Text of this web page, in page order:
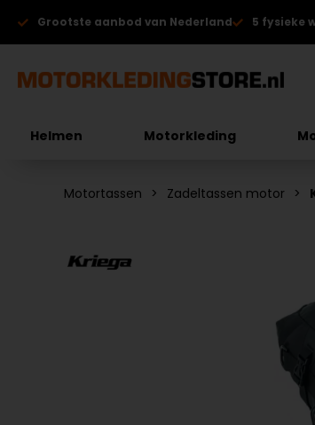
Grootste aanbod van Nederland 5 fysieke
Helmen Motorkleding
Motortassen Zadeltassen motor